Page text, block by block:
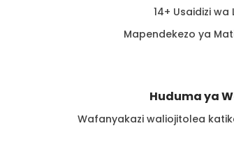
14+ Usaidizi wa
Mapendekezo ya
Huduma ya
Wafanyakazi waliojitolea